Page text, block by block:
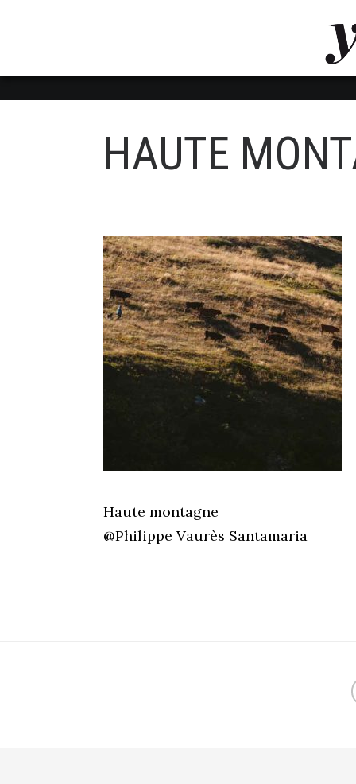
HAUTE
Haute montagne
@Philippe Vaurès Santamaria